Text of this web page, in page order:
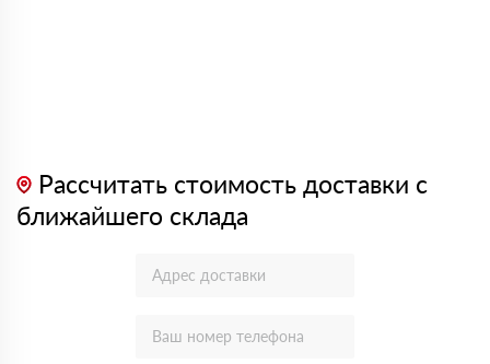
Рассчитать стоимость доставки с
ближайшего склада